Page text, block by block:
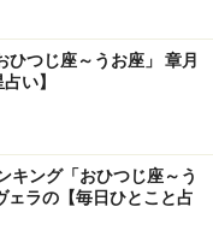
つじ座～うお座」 章月
い】
キング「おひつじ座～う
ェラの【毎日ひとこと占